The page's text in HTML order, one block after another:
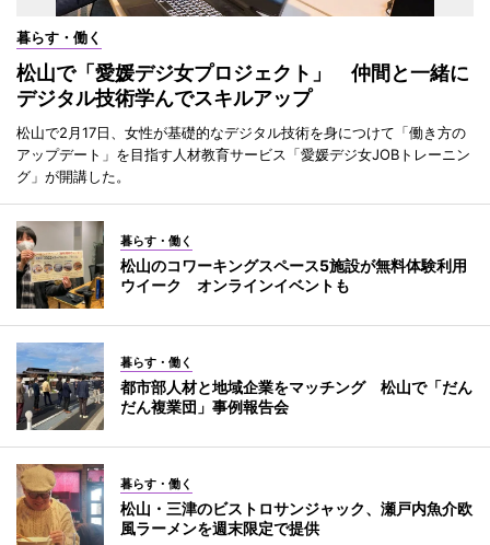
暮らす・働く
松山で「愛媛デジ女プロジェクト」 仲間と一緒に
デジタル技術学んでスキルアップ
松山で2月17日、女性が基礎的なデジタル技術を身につけて「働き方の
アップデート」を目指す人材教育サービス「愛媛デジ女JOBトレーニン
グ」が開講した。
暮らす・働く
松山のコワーキングスペース5施設が無料体験利用
ウイーク オンラインイベントも
暮らす・働く
都市部人材と地域企業をマッチング 松山で「だん
だん複業団」事例報告会
暮らす・働く
松山・三津のビストロサンジャック、瀬戸内魚介欧
風ラーメンを週末限定で提供